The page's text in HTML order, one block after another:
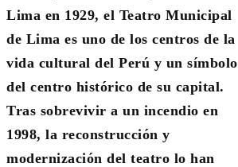
Lima en 1929, el Teatro Municipal
de Lima es uno de los centros de la
vida cultural del Perú y un símbolo
del centro histórico de su capital.
Tras sobrevivir a un incendio en
1998, la reconstrucción y
modernización del teatro lo han